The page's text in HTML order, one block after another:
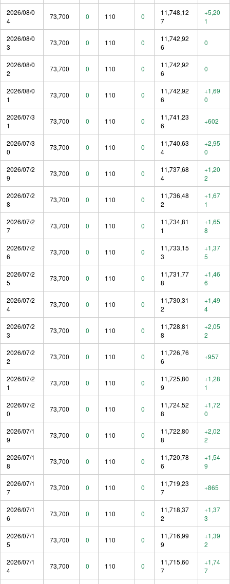
2026/08/0
4
73,700 0 110 0
11,748,12
7
+5,20
1
2026/08/0
3
73,700 0 110 0
11,742,92
6
0
2026/08/0
2
73,700 0 110 0
11,742,92
6
0
2026/08/0
1
73,700 0 110 0
11,742,92
6
+1,69
0
2026/07/3
1
73,700 0 110 0
11,741,23
6
+602
2026/07/3
0
73,700 0 110 0
11,740,63
4
+2,95
0
2026/07/2
9
73,700 0 110 0
11,737,68
4
+1,20
2
2026/07/2
8
73,700 0 110 0
11,736,48
2
+1,67
1
2026/07/2
7
73,700 0 110 0
11,734,81
1
+1,65
8
2026/07/2
6
73,700 0 110 0
11,733,15
3
+1,37
5
2026/07/2
5
73,700 0 110 0
11,731,77
8
+1,46
6
2026/07/2
4
73,700 0 110 0
11,730,31
2
+1,49
4
2026/07/2
3
73,700 0 110 0
11,728,81
8
+2,05
2
2026/07/2
2
73,700 0 110 0
11,726,76
6
+957
2026/07/2
1
73,700 0 110 0
11,725,80
9
+1,28
1
2026/07/2
0
73,700 0 110 0
11,724,52
8
+1,72
0
2026/07/1
9
73,700 0 110 0
11,722,80
8
+2,02
2
2026/07/1
8
73,700 0 110 0
11,720,78
6
+1,54
9
2026/07/1
7
73,700 0 110 0
11,719,23
7
+865
2026/07/1
6
73,700 0 110 0
11,718,37
2
+1,37
3
2026/07/1
5
73,700 0 110 0
11,716,99
9
+1,39
2
2026/07/1
4
73,700 0 110 0
11,715,60
7
+1,74
7